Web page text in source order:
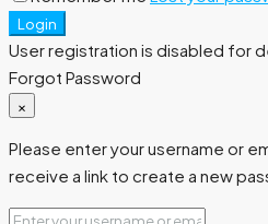
Login
User registration is disabled for
Forgot Password
×
Please enter your username or
receive a link to create a new